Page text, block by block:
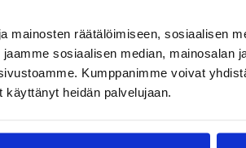
mainosten räätälöimiseen, sosiaalisen
sosiaalisen median, mainosalan
Kumppanimme voivat
käyttänyt heidän palvelujaan.